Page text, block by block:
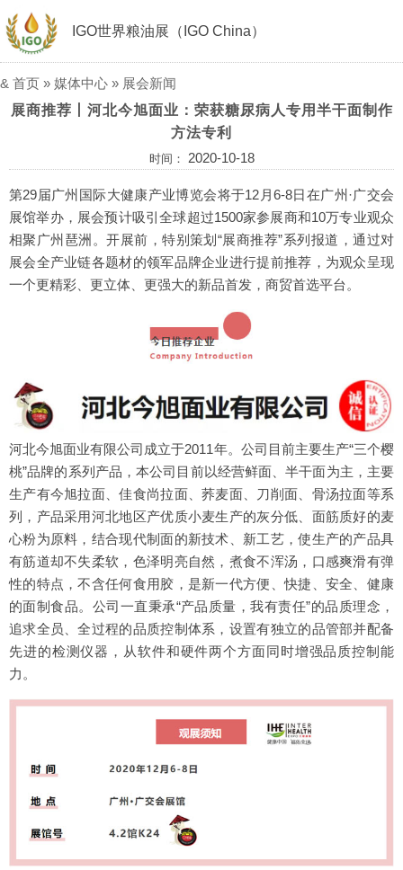
IGO世界粮油展（IGO China）
& 首页 » 媒体中心 » 展会新闻
展商推荐丨河北今旭面业：荣获糖尿病人专用半干面制作
方法专利
时间： 2020-10-18
第29届广州国际大健康产业博览会将于12月6-8日在广州·广交会
展馆举办，展会预计吸引全球超过1500家参展商和10万专业观众
相聚广州琶洲。开展前，特别策划“展商推荐”系列报道，通过对
展会全产业链各题材的领军品牌企业进行提前推荐，为观众呈现
一个更精彩、更立体、更强大的新品首发，商贸首选平台。
河北今旭面业有限公司成立于2011年。公司目前主要生产“三个樱
桃”品牌的系列产品，本公司目前以经营鲜面、半干面为主，主要
生产有今旭拉面、佳食尚拉面、荞麦面、刀削面、骨汤拉面等系
列，产品采用河北地区产优质小麦生产的灰分低、面筋质好的麦
心粉为原料，结合现代制面的新技术、新工艺，使生产的产品具
有筋道却不失柔软，色泽明亮自然，煮食不浑汤，口感爽滑有弹
性的特点，不含任何食用胶，是新一代方便、快捷、安全、健康
的面制食品。公司一直秉承“产品质量，我有责任”的品质理念，
追求全员、全过程的品质控制体系，设置有独立的品管部并配备
先进的检测仪器，从软件和硬件两个方面同时增强品质控制能
力。